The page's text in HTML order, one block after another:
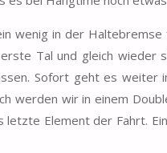
wenig in der
Tal und gleich
Sofort geht es weiter
werden wir in einem
Element der Fahrt.